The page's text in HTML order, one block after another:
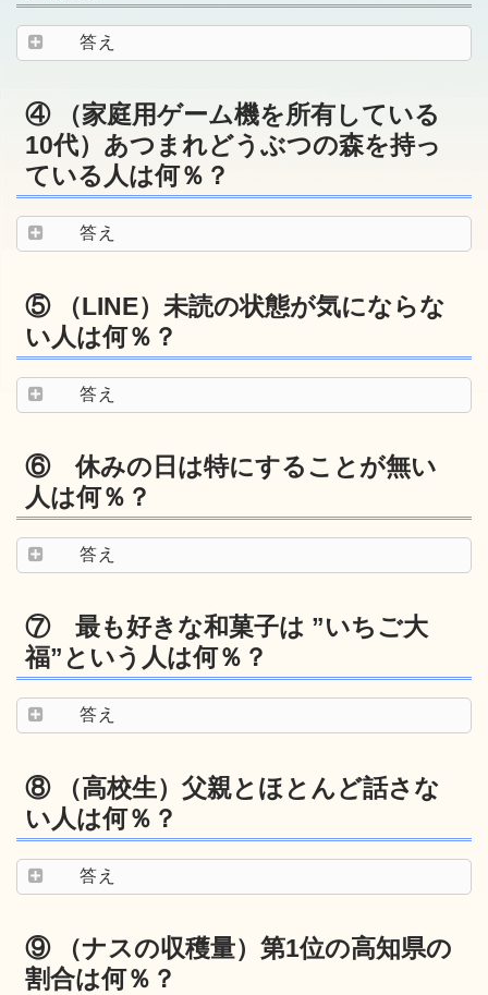
答え
④ （家庭用ゲーム機を所有している
10代）あつまれどうぶつの森を持っ
ている人は何％？
答え
⑤ （LINE）未読の状態が気にならな
い人は何％？
答え
⑥ 休みの日は特にすることが無い
人は何％？
答え
⑦ 最も好きな和菓子は ”いちご大
福”という人は何％？
答え
⑧ （高校生）父親とほとんど話さな
い人は何％？
答え
⑨ （ナスの収穫量）第1位の高知県の
割合は何％？